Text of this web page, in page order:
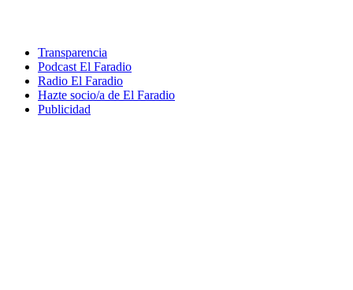
Transparencia
Podcast El Faradio
Radio El Faradio
Hazte socio/a de El Faradio
Publicidad